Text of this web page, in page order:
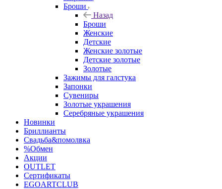
Броши
Назад
Броши
Женские
Детские
Женские золотые
Детские золотые
Золотые
Зажимы для галстука
Запонки
Сувениры
Золотые украшения
Серебряные украшения
Новинки
Бриллианты
Свадьба&помолвка
%Обмен
Акции
OUTLET
Сертификаты
EGOARTCLUB